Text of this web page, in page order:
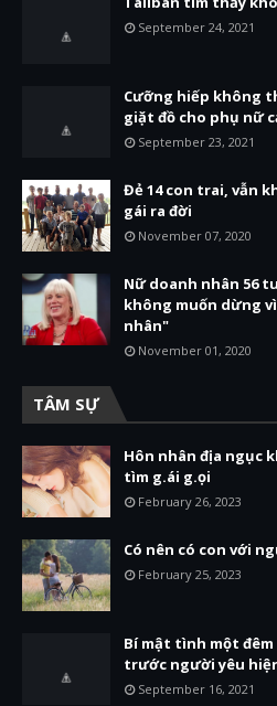
September 24, 2021
Cưỡng hiếp không
giặt đồ cho phụ nữ
September 23, 2021
Đẻ 14 con trai, vẫn
gái ra đời
November 07, 2020
Nữ doanh nhân 56
không muốn dừng
nhân"
November 01, 2020
TÂM SỰ
Hôn nhân địa ngục
tìm g.ái g.ọi
February 26, 2023
Có nên có con với
February 25, 2023
Bí mật tình một
trước người yêu
September 16, 2021